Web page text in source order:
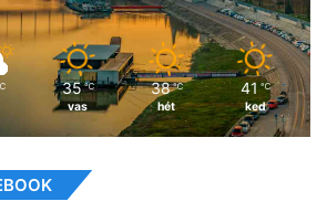
35 ℃
vas
38 ℃
hét
41 ℃
ked